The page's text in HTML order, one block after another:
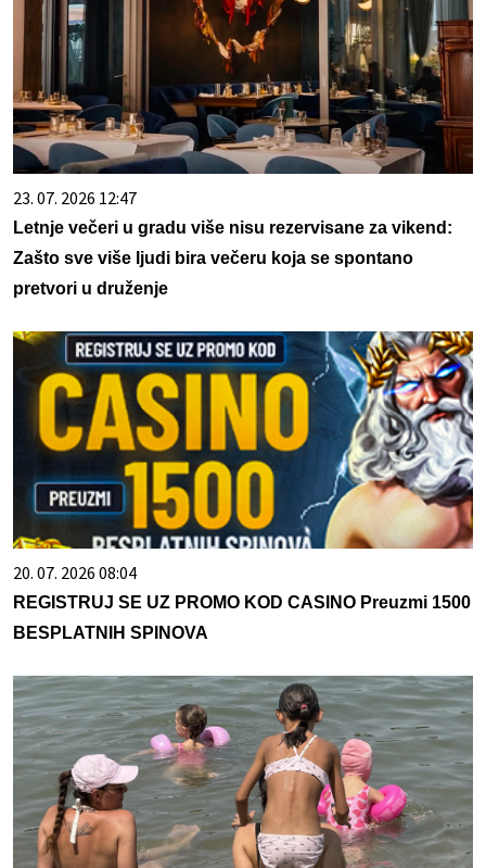
23. 07. 2026 12:47
Letnje večeri u gradu više nisu rezervisane za vikend:
Zašto sve više ljudi bira večeru koja se spontano
pretvori u druženje
20. 07. 2026 08:04
REGISTRUJ SE UZ PROMO KOD CASINO Preuzmi 1500
BESPLATNIH SPINOVA